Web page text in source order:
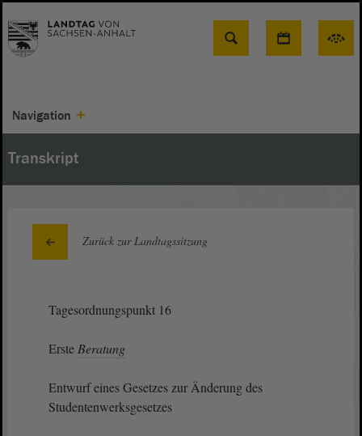
Suche
Navigation
Transkript
Zurück zur Landtagssitzung
Tagesordnungspunkt 16
Erste Beratung
Entwurf eines Gesetzes zur Änderung des
Studentenwerksgesetzes